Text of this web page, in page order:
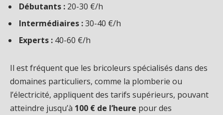
Débutants : 20-30 €/h
Intermédiaires :30-40 €/h
Experts : 40-60 €/h
Il est fréquent que les bricoleurs spécialisés dans des
domaines particuliers, comme la plomberie ou
l’électricité, appliquent des tarifs supérieurs, pouvant
atteindre jusqu’à 100 € de l’heure pour des